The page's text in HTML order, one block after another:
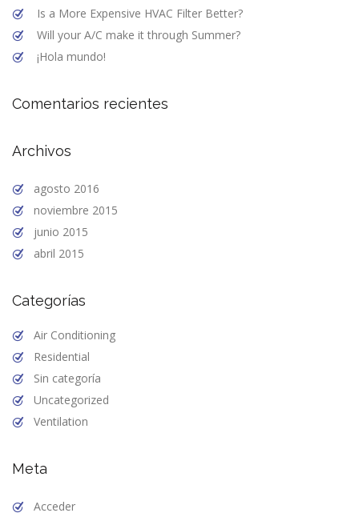
Is a More Expensive HVAC Filter Better?
Will your A/C make it through Summer?
¡Hola mundo!
Comentarios recientes
Archivos
agosto 2016
noviembre 2015
junio 2015
abril 2015
Categorías
Air Conditioning
Residential
Sin categoría
Uncategorized
Ventilation
Meta
Acceder